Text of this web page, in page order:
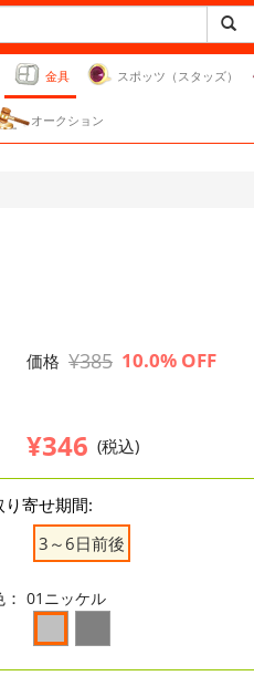
金具 スポッツ（スタッズ）
オークション
価格 ¥385 10.0% OFF
¥346 (税込)
り寄せ期間:
3～6日前後
01ニッケル